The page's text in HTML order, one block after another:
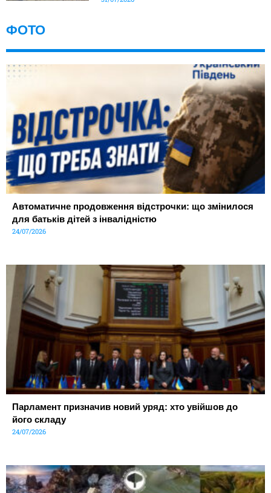
ФОТО
Автоматичне продовження відстрочки: що змінилося
для батьків дітей з інвалідністю
24/07/2026
Парламент призначив новий уряд: хто увійшов до
його складу
24/07/2026